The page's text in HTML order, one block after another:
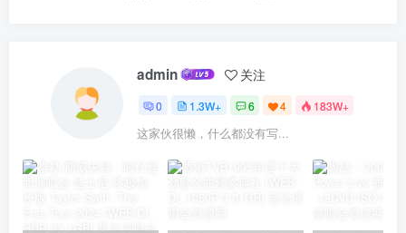
admin 关注
0 1.3W+ 6 4 183W+
这家伙很懒，什么都没有写...